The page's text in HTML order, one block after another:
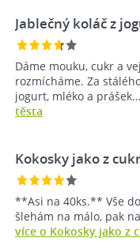
Jablečný koláč z
Dáme mouku, cukr a
rozmícháme. Za
jogurt, mléko a prášek…
těsta
Kokosky jako z
**Asi na 40ks.** Vše
šlehám na málo, pak
více o Kokosky jako z